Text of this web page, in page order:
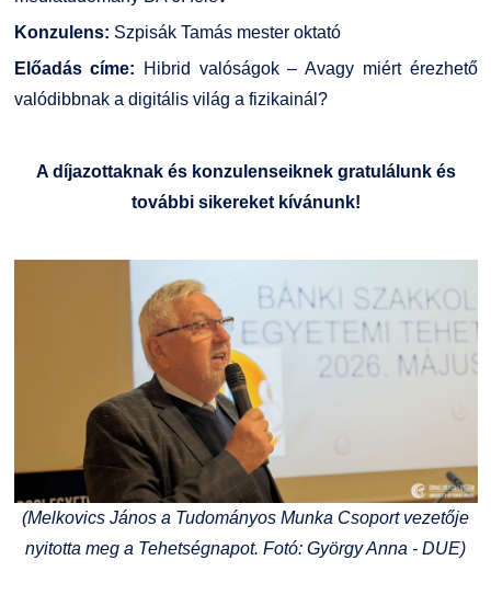
Konzulens: Szpisák Tamás mester oktató
Előadás címe: Hibrid valóságok – Avagy miért érezhető
valódibbnak a digitális világ a fizikainál?
A díjazottaknak és konzulenseiknek gratulálunk és
további sikereket kívánunk!
(Melkovics János a Tudományos Munka Csoport vezetője
nyitotta meg a Tehetségnapot. Fotó: György Anna - DUE)